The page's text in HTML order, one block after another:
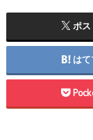
ポス
はて